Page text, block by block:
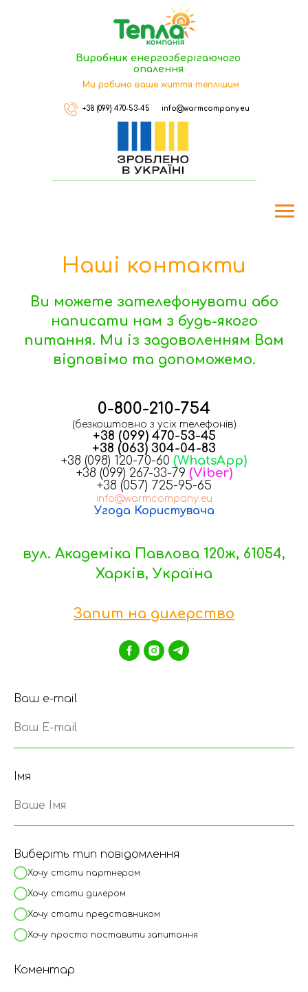
Виробник енергозберігаючого
опалення
Ми робимо ваше життя теплішим
+38 (099) 470-53-45 info@warmcompany.eu
Наші контакти
Ви можете зателефонувати або
написати нам з будь-якого
питання. Ми із задоволенням Вам
відповімо та допоможемо.
0-800-210-754
(безкоштовно з усіх телефонів)
+38 (099) 470-53-45
+38 (063) 304-04-83
+38 (098) 120-70-60 (WhatsApp)
+38 (099) 267-33-79 (Viber)
+38 (057) 725-95-65
info@warmcompany.eu
Угода Користувача
вул. Академіка Павлова 120ж, 61054,
Харків, Україна
Запит на дилерство
Ваш e-mail
Ваш E-mail
Імя
Ваше Імя
Виберіть тип повідомлення
Хочу стати партнером
Хочу стати дилером
Хочу стати представником
Хочу просто поставити запитання
Коментар